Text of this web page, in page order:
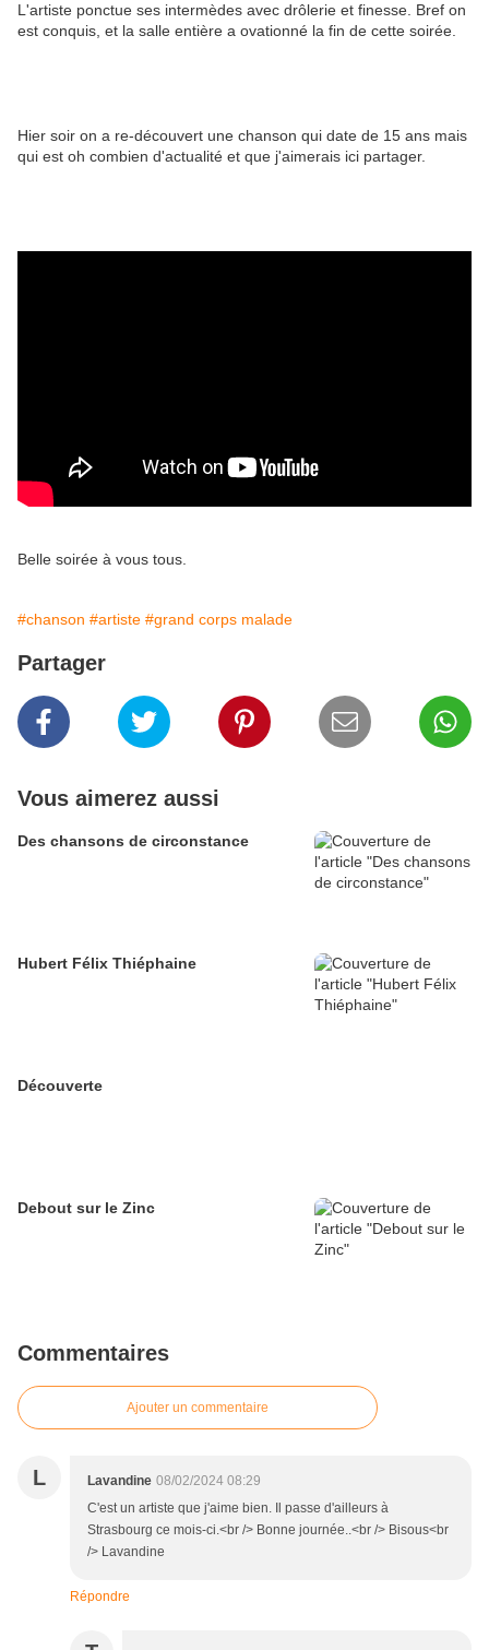
L'artiste ponctue ses intermèdes avec drôlerie et finesse. Bref on
est conquis, et la salle entière a ovationné la fin de cette soirée.
Hier soir on a re-découvert une chanson qui date de 15 ans mais
qui est oh combien d'actualité et que j'aimerais ici partager.
Belle soirée à vous tous.
#chanson #artiste #grand corps malade
Partager
Vous aimerez aussi
Des chansons de circonstance
Hubert Félix Thiéphaine
Découverte
Debout sur le Zinc
Commentaires
Ajouter un commentaire
L Lavandine 08/02/2024 08:29
C'est un artiste que j'aime bien. Il passe d'ailleurs à
Strasbourg ce mois-ci.<br /> Bonne journée..<br /> Bisous<br
/> Lavandine
Répondre